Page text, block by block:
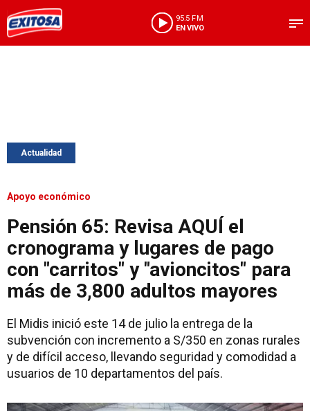
95.5 FM
EN VIVO
Actualidad
Apoyo económico
Pensión 65: Revisa AQUÍ el
cronograma y lugares de pago
con "carritos" y "avioncitos" para
más de 3,800 adultos mayores
El Midis inició este 14 de julio la entrega de la
subvención con incremento a S/350 en zonas rurales
y de difícil acceso, llevando seguridad y comodidad a
usuarios de 10 departamentos del país.